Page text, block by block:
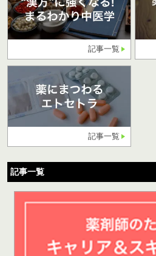
記事一覧
記事一覧
記事一覧